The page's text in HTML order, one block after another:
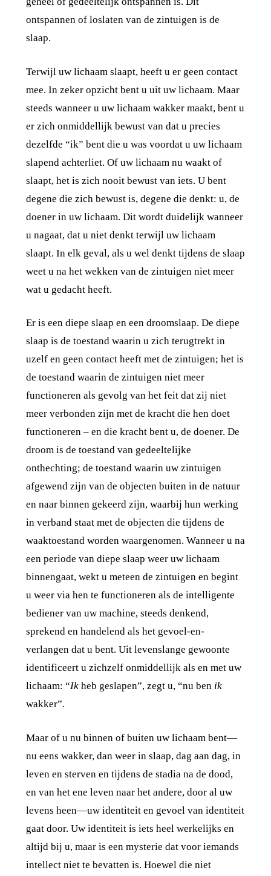
ontspannen of loslaten van de zintuigen is de
slaap.
Terwijl uw lichaam slaapt, heeft u er geen contact
mee. In zeker opzicht bent u uit uw lichaam. Maar
steeds wanneer u uw lichaam wakker maakt, bent u
er zich onmiddellijk bewust van dat u precies
dezelfde “ik” bent die u was voordat u uw lichaam
slapend achterliet. Of uw lichaam nu waakt of
slaapt, het is zich nooit bewust van iets. U bent
degene die zich bewust is, degene die denkt: u, de
doener in uw lichaam. Dit wordt duidelijk wanneer
u nagaat, dat u niet denkt terwijl uw lichaam
slaapt. In elk geval, als u wel denkt tijdens de slaap
weet u na het wekken van de zintuigen niet meer
wat u gedacht heeft.
Er is een diepe slaap en een droomslaap. De diepe
slaap is de toestand waarin u zich terugtrekt in
uzelf en geen contact heeft met de zintuigen; het is
de toestand waarin de zintuigen niet meer
functioneren als gevolg van het feit dat zij niet
meer verbonden zijn met de kracht die hen doet
functioneren – en die kracht bent u, de doener. De
droom is de toestand van gedeeltelijke
onthechting; de toestand waarin uw zintuigen
afgewend zijn van de objecten buiten in de natuur
en naar binnen gekeerd zijn, waarbij hun werking
in verband staat met de objecten die tijdens de
waaktoestand worden waargenomen. Wanneer u na
een periode van diepe slaap weer uw lichaam
binnengaat, wekt u meteen de zintuigen en begint
u weer via hen te functioneren als de intelligente
bediener van uw machine, steeds denkend,
sprekend en handelend als het gevoel-en-
verlangen dat u bent. Uit levenslange gewoonte
identificeert u zichzelf onmiddellijk als en met uw
lichaam: “Ikheb geslapen”, zegt u, “nu ben ik
wakker”.
Maar of u nu binnen of buiten uw lichaam bent—
nu eens wakker, dan weer in slaap, dag aan dag, in
leven en sterven en tijdens de stadia na de dood,
en van het ene leven naar het andere, door al uw
levens heen—uw identiteit en gevoel van identiteit
gaat door. Uw identiteit is iets heel werkelijks en
altijd bij u, maar is een mysterie dat voor iemands
intellect niet te bevatten is. Hoewel die niet